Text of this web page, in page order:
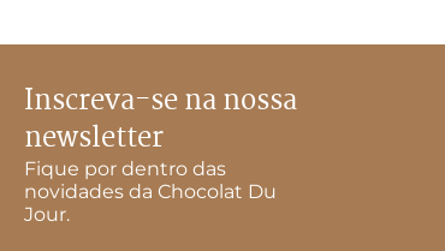
Inscreva-se na nossa
newsletter
Fique por dentro das
novidades da Chocolat Du
Jour.